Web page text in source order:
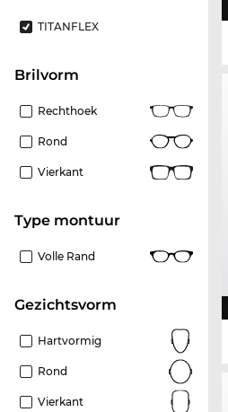
TITANFLEX
Brilvorm
Rechthoek
Rond
Vierkant
Type montuur
Volle Rand
Gezichtsvorm
Hartvormig
Rond
Vierkant